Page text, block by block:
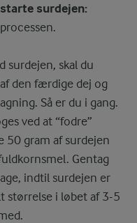
surdejen:
surdejen, skal du
den færdige dej og
Så er du i gang.
ved at “fodre”
50 gram af surdejen
Gentag
indtil surdejen er
størrelse i løbet af 3-5